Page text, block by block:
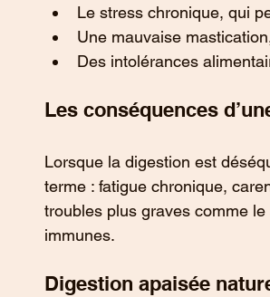
Le stress chronique, qui
Une mauvaise
Des intolérances
Les conséquences
Lorsque la digestion est
terme : fatigue chronique,
troubles plus graves comme
immunes.
Digestion apaisée